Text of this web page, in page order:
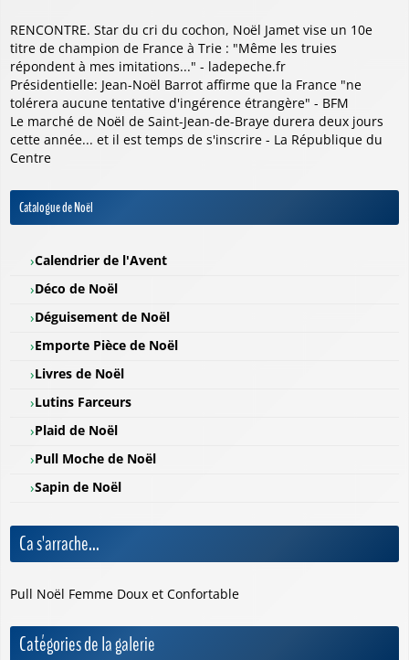
RENCONTRE. Star du cri du cochon, Noël Jamet vise un 10e
titre de champion de France à Trie : "Même les truies
répondent à mes imitations..." - ladepeche.fr
Présidentielle: Jean-Noël Barrot affirme que la France "ne
tolérera aucune tentative d'ingérence étrangère" - BFM
Le marché de Noël de Saint-Jean-de-Braye durera deux jours
cette année... et il est temps de s'inscrire - La République du
Centre
Catalogue de Noël
Calendrier de l'Avent
Déco de Noël
Déguisement de Noël
Emporte Pièce de Noël
Livres de Noël
Lutins Farceurs
Plaid de Noël
Pull Moche de Noël
Sapin de Noël
Ca s'arrache...
Pull Noël Femme Doux et Confortable
Catégories de la galerie